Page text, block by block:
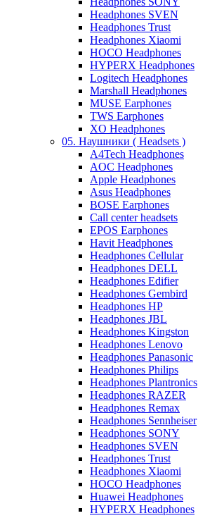
Headphones SVEN
Headphones Trust
Headphones Xiaomi
HOCO Headphones
HYPERX Headphones
Logitech Headphones
Marshall Headphones
MUSE Earphones
TWS Earphones
XO Headphones
05. Наушники ( Headsets )
A4Tech Headphones
AOC Headphones
Apple Headphones
Asus Headphones
BOSE Earphones
Call center headsets
EPOS Earphones
Havit Headphones
Headphones Cellular
Headphones DELL
Headphones Edifier
Headphones Gembird
Headphones HP
Headphones JBL
Headphones Kingston
Headphones Lenovo
Headphones Panasonic
Headphones Philips
Headphones Plantronics
Headphones RAZER
Headphones Remax
Headphones Sennheiser
Headphones SONY
Headphones SVEN
Headphones Trust
Headphones Xiaomi
HOCO Headphones
Huawei Headphones
HYPERX Headphones